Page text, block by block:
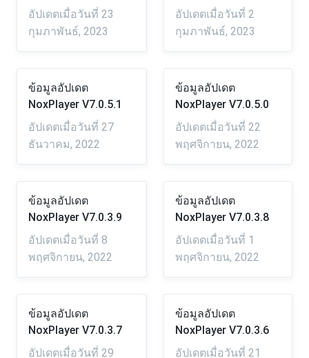
อัปเดตเมื่อวันที่ 23
กุมภาพันธ์, 2023
อัปเดตเมื่อวันที่ 2
กุมภาพันธ์, 2023
ข้อมูลอัปเดต
NoxPlayer V7.0.5.1
อัปเดตเมื่อวันที่ 27
ธันวาคม, 2022
ข้อมูลอัปเดต
NoxPlayer V7.0.5.0
อัปเดตเมื่อวันที่ 22
พฤศจิกายน, 2022
ข้อมูลอัปเดต
NoxPlayer V7.0.3.9
อัปเดตเมื่อวันที่ 8
พฤศจิกายน, 2022
ข้อมูลอัปเดต
NoxPlayer V7.0.3.8
อัปเดตเมื่อวันที่ 1
พฤศจิกายน, 2022
ข้อมูลอัปเดต
NoxPlayer V7.0.3.7
อัปเดตเมื่อวันที่ 29
ข้อมูลอัปเดต
NoxPlayer V7.0.3.6
อัปเดตเมื่อวันที่ 21